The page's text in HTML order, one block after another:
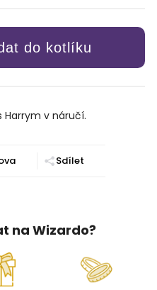
do kotlíku
Harrym v náručí.
Sdílet
na Wizardo?